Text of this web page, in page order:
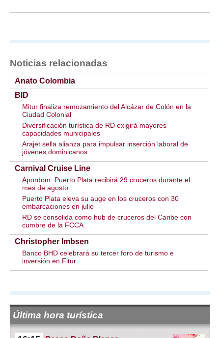
Noticias relacionadas
Anato Colombia
BID
Mitur finaliza remozamiento del Alcázar de Colón en la
Ciudad Colonial
Diversificación turística de RD exigirá mayores
capacidades municipales
Arajet sella alianza para impulsar inserción laboral de
jóvenes dominicanos
Carnival Cruise Line
Apordom: Puerto Plata recibirá 29 cruceros durante el
mes de agosto
Puerto Plata eleva su auge en los cruceros con 30
embarcaciones en julio
RD se consolida como hub de cruceros del Caribe con
cumbre de la FCCA
Christopher Imbsen
Banco BHD celebrará su tercer foro de turismo e
inversión en Fitur
Última hora turística